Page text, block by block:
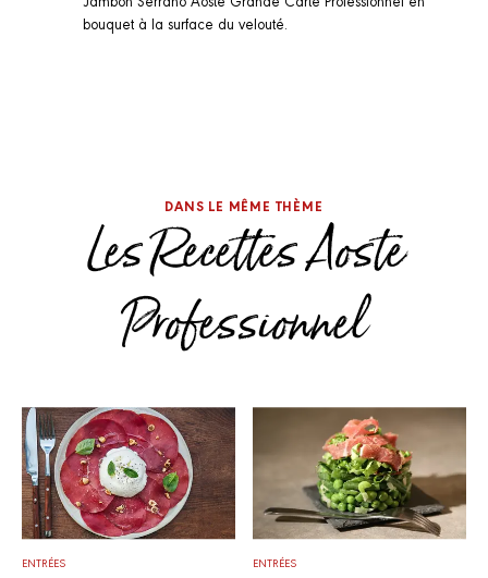
bouquet à la surface du velouté.
DANS LE MÊME THÈME
Les Recettes Aoste
Professionnel
ENTRÉES ENTRÉES